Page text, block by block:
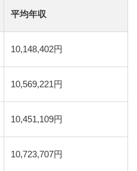
平均年収
10,148,402円
10,569,221円
10,451,109円
10,723,707円